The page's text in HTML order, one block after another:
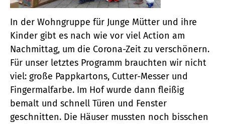
In der Wohngruppe für Junge Mütter und ihre
Kinder gibt es nach wie vor viel Action am
Nachmittag, um die Corona-Zeit zu verschönern.
Für unser letztes Programm brauchten wir nicht
viel: große Pappkartons, Cutter-Messer und
Fingermalfarbe. Im Hof wurde dann fleißig
bemalt und schnell Türen und Fenster
geschnitten. Die Häuser mussten noch bisschen